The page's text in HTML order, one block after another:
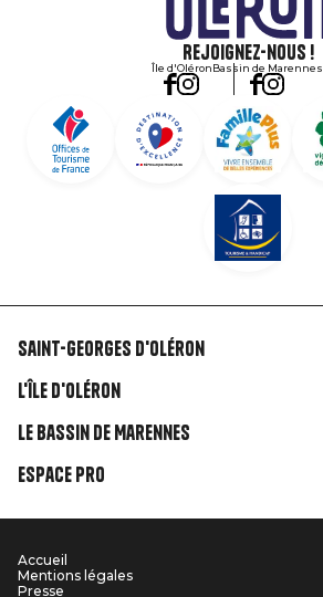
Rejoignez-nous !
Île d'OléronBassin de Marennes
Liens
rubriques
Saint-Georges d'Oléron
L'île d'Oléron
Le Bassin de Marennes
Espace Pro
Menu
Accueil
Mentions légales
Presse